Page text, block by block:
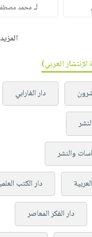
لـ محمد
العربي)
دار الفارابي
والنشر
دار الكتب
دار الفكر المعاصر